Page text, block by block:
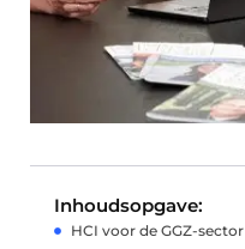
Inhoudsopgave:
HCI voor de GGZ-sector